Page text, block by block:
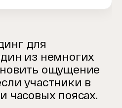
для
из немногих
ощущение
участники в
часовых поясах.